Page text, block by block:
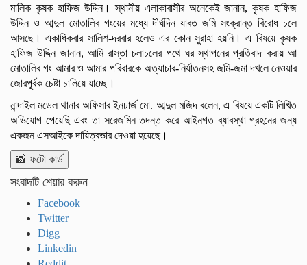
মালিক কৃষক হাফিজ উদ্দিন। স্থানীয় এলাকাবাসীর অনেকেই জানান, কৃষক হাফিজ
উদ্দিন ও আব্দুল মোতালিব গংয়ের মধ্যে দীর্ঘদিন যাবত জমি সংক্রান্ত বিরোধ চলে
আসছে। একাধিকবার সালিশ-দরবার হলেও এর কোন সুরাহা হয়নি। এ বিষয়ে কৃষক
হাফিজ উদ্দিন জানান, আমি রাস্তা চলাচলের পথে ঘর স্থাপনের প্রতিবাদ করায় আ
মোতালিব গং আমার ও আমার পরিবারকে অত্যাচার-নির্যাতনসহ জমি-জমা দখলে নেওয়ার
জোরপূর্বক চেষ্টা চালিয়ে যাচ্ছে।
নান্দাইল মডেল থানার অফিসার ইনচার্জ মো. আব্দুল মজিদ বলেন, এ বিষয়ে একটি লিখিত
অভিযোগ পেয়েছি এবং তা সরেজমিন তদন্ত করে আইনগত ব্যাবস্থা গ্রহনের জন্য
একজন এসআইকে দায়িত্বভার দেওয়া হয়েছে।
📸 ফটো কার্ড
সংবাদটি শেয়ার করুন
Facebook
Twitter
Digg
Linkedin